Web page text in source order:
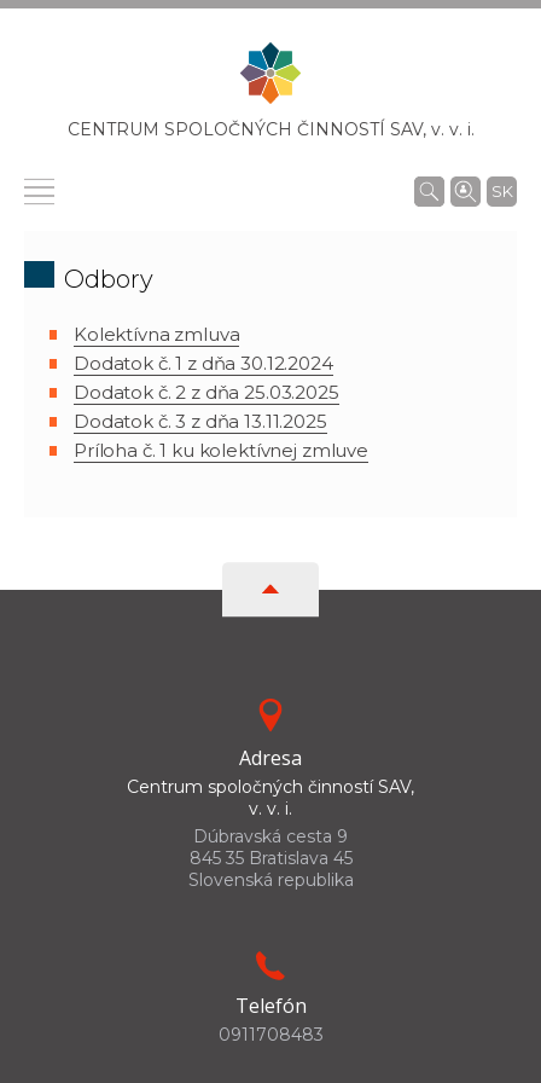
CENTRUM SPOLOČNÝCH ČINNOSTÍ SAV, v. v. i.
SK
Odbory
Kolektívna zmluva
Dodatok č. 1 z dňa 30.12.2024
Dodatok č. 2 z dňa 25.03.2025
Dodatok č. 3 z dňa 13.11.2025
Príloha č. 1 ku kolektívnej zmluve
Adresa
Centrum spoločných činností SAV,
v. v. i.
Dúbravská cesta 9
845 35 Bratislava 45
Slovenská republika
Telefón
0911708483